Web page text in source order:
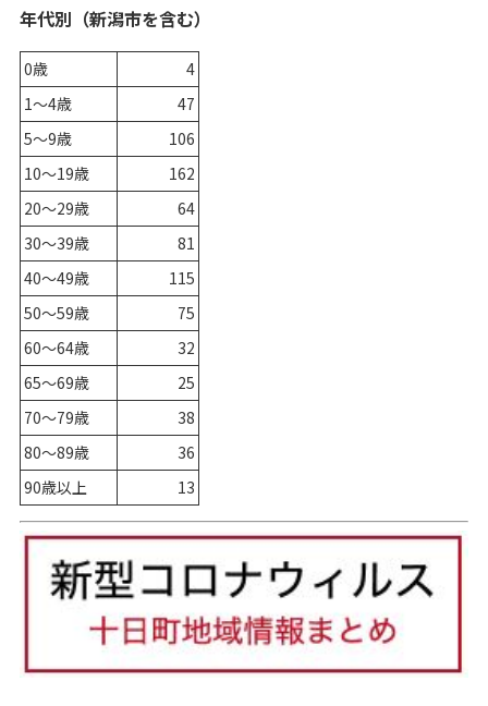
年代別（新潟市を含む）
0歳
4
1～4歳
47
5～9歳
106
10～19歳
162
20～29歳
64
30～39歳
81
40～49歳
115
50～59歳
75
60～64歳
32
65～69歳
25
70～79歳
38
80～89歳
36
90歳以上
13